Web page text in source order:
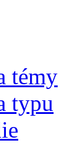
témy
typu